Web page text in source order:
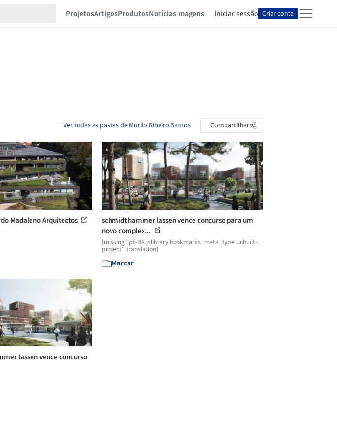
ProjetosArtigosProdutosNotíciasImagens Iniciar sessão Criar conta
Ver todas as pastas de Murilo Ribeiro Santos Compartilhar
Madaleno Arquitectos
schmidt hammer lassen vence concurso para um
novo complex...
[missing "pt-BR.jslibrary.bookmarks_meta_type.unbuilt-
project" translation]
Marcar
lassen vence concurso